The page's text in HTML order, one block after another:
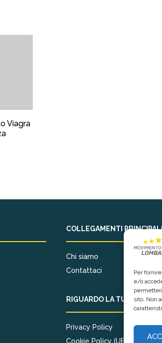
Per
e/o
sito. Non
Viagra
COLLEGAMENTI
Chi siamo
Contattaci
RIGUARDO LA TUA PRIVACY
Privacy Policy
Cookie Policy (UE)